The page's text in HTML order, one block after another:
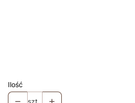
Ilość
szt.